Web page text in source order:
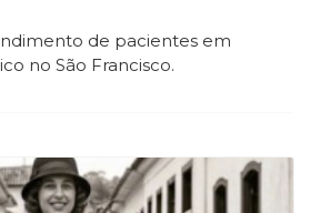
de pacientes em
no São Francisco.